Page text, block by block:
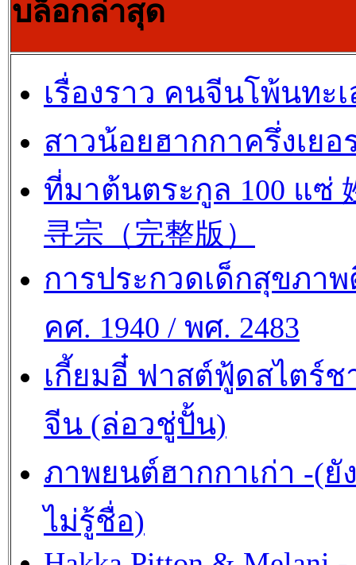
บล็อกล่าสุด
เรื่องราว คนจีนโพ้นทะ
สาวน้อยฮากกาครึ่งเยอ
ที่มาต้นตระกูล 100 แซ่
寻宗（完整版）
การประกวดเด็กสุขภา
คศ. 1940 / พศ. 2483
เกี้ยมอี๋ ฟาสต์ฟู้ดสไตร์ช
จีน (ล่อวชู่ปั้น)
ภาพยนต์ฮากกาเก่า -(ยั
ไม่รู้ชื่อ)